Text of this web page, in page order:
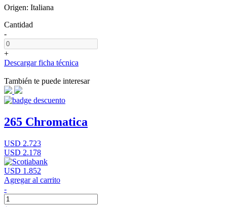
Origen: Italiana
Cantidad
-
+
Descargar ficha técnica
También te puede interesar
265 Chromatica
USD 2.723
USD 2.178
USD 1.852
Agregar al carrito
-